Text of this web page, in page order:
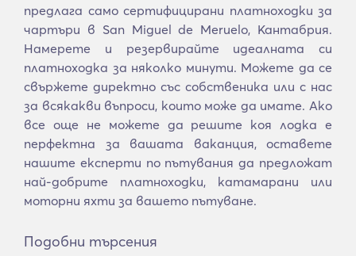
предлага само сертифицирани платноходки за
чартъри в San Miguel de Meruelo, Кантабрия.
Намерете и резервирайте идеалната си
платноходка за няколко минути. Можете да се
свържете директно със собственика или с нас
за всякакви въпроси, които може да имате. Ако
все още не можете да решите коя лодка е
перфектна за вашата ваканция, оставете
нашите експерти по пътувания да предложат
най-добрите платноходки, катамарани или
моторни яхти за вашето пътуване.
Подобни търсения